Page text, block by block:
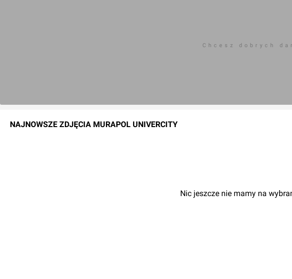
Chcesz dobrych
NAJNOWSZE ZDJĘCIA MURAPOL UNIVERCITY
Nic jeszcze nie mamy na